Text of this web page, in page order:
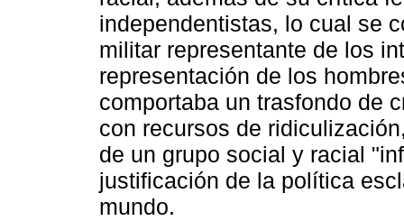
independentistas, lo cual se
militar representante de los
representación de los
comportaba un trasfondo de
con recursos de
de un grupo social y racial
justificación de la política
mundo.